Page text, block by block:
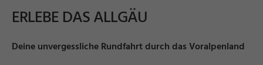
ERLEBE DAS ALLGÄU
Deine unvergessliche Rundfahrt durch das Voralpenland